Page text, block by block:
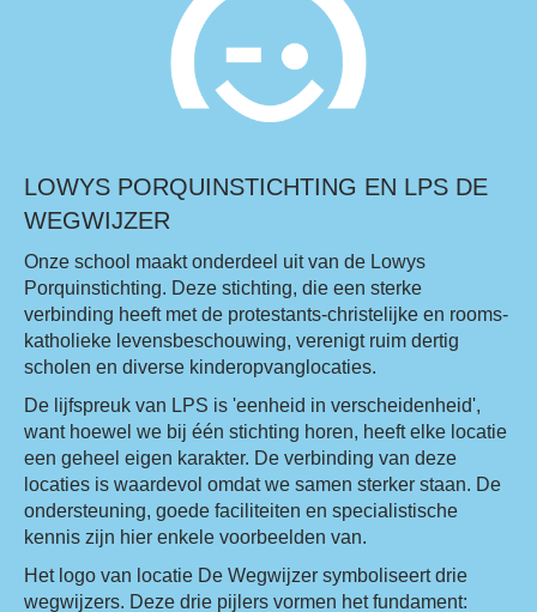
LOWYS PORQUINSTICHTING EN LPS DE
WEGWIJZER
Onze school maakt onderdeel uit van de Lowys
Porquinstichting. Deze stichting, die een sterke
verbinding heeft met de protestants-christelijke en rooms-
katholieke levensbeschouwing, verenigt ruim dertig
scholen en diverse kinderopvanglocaties.
De lijfspreuk van LPS is 'eenheid in verscheidenheid',
want hoewel we bij één stichting horen, heeft elke locatie
een geheel eigen karakter. De verbinding van deze
locaties is waardevol omdat we samen sterker staan. De
ondersteuning, goede faciliteiten en specialistische
kennis zijn hier enkele voorbeelden van.
Het logo van locatie De Wegwijzer symboliseert drie
wegwijzers. Deze drie pijlers vormen het fundament: